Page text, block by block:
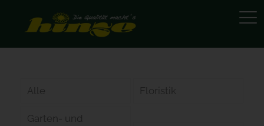
Alle Floristik
Garten- und